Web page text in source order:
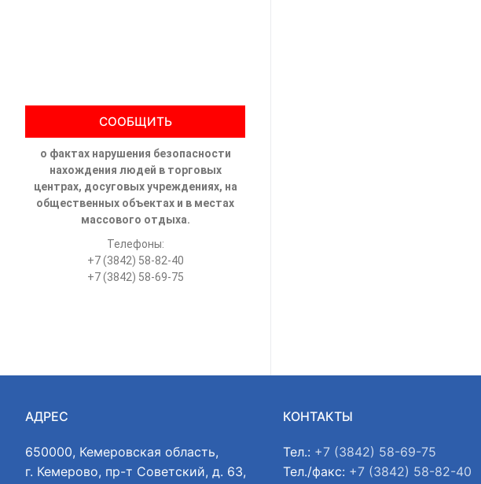
СООБЩИТЬ
о фактах нарушения безопасности
нахождения людей в торговых
центрах, досуговых учреждениях, на
общественных объектах и в местах
массового отдыха.
Телефоны:
+7 (3842) 58-82-40
+7 (3842) 58-69-75
АДРЕС
650000, Кемеровская область,
г. Кемерово, пр-т Советский, д. 63,
КОНТАКТЫ
Тел.: +7 (3842) 58-69-75
Тел./факс: +7 (3842) 58-82-40